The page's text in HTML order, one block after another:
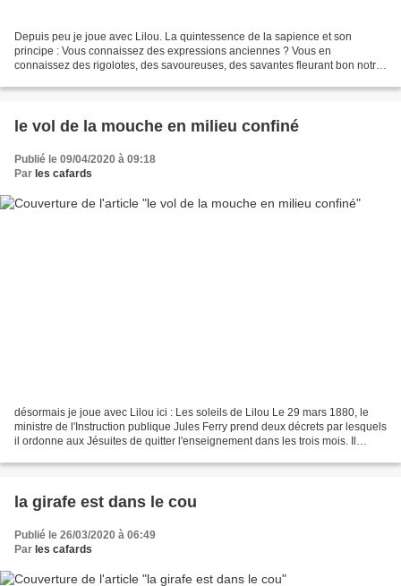
Depuis peu je joue avec Lilou. La quintessence de la sapience et son
principe : Vous connaissez des expressions anciennes ? Vous en
connaissez des rigolotes, des savoureuses, des savantes fleurant bon notre
le vol de la mouche en milieu confiné
Publié le 09/04/2020 à 09:18
Par les cafards
désormais je joue avec Lilou ici : Les soleils de Lilou Le 29 mars 1880, le
ministre de l'Instruction publique Jules Ferry prend deux décrets par lesquels
il ordonne aux Jésuites de quitter l'enseignement dans les trois mois. Il
la girafe est dans le cou
Publié le 26/03/2020 à 06:49
Par les cafards